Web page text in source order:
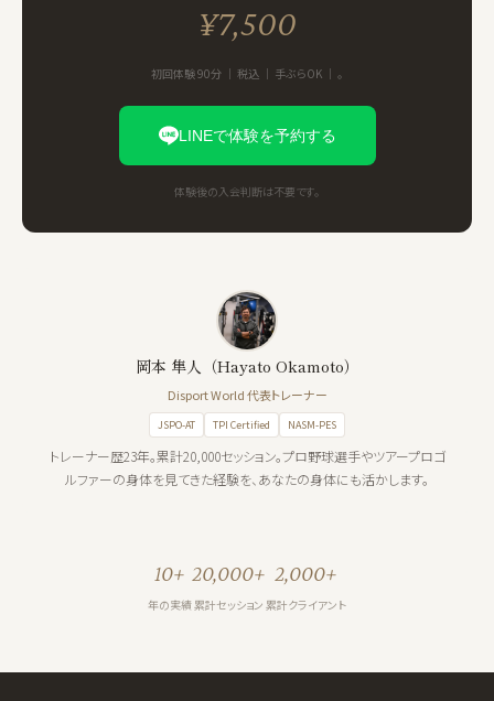
¥7,500
初回体験 90分 ｜ 税込 ｜ 手ぶらOK ｜ 。
LINEで体験を予約する
体験後の入会判断は不要です。
岡本 隼人（Hayato Okamoto）
Disport World 代表トレーナー
JSPO-AT TPI Certified NASM-PES
トレーナー歴23年。累計20,000セッション。プロ野球選手やツアープロゴ
ルファーの身体を見てきた経験を、あなたの身体にも活かします。
10+
年の実績
20,000+
累計セッション
2,000+
累計クライアント